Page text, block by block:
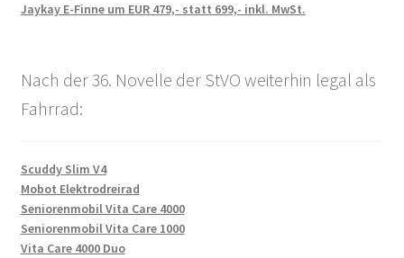
Jaykay E-Finne um EUR 479,- statt 699,- inkl. MwSt.
Nach der 36. Novelle der StVO weiterhin legal als
Fahrrad:
Scuddy Slim V4
Mobot Elektrodreirad
Seniorenmobil Vita Care 4000
Seniorenmobil Vita Care 1000
Vita Care 4000 Duo